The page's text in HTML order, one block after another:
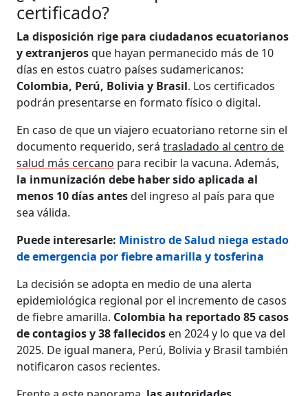
certificado?
La disposición rige para ciudadanos ecuatorianos
y extranjerosque hayan permanecido más de 10
días en estos cuatro países sudamericanos:
Colombia, Perú, Bolivia y Brasil. Los certificados
podrán presentarse en formato físico o digital.
En caso de que un viajero ecuatoriano retorne sin el
documento requerido, serátrasladado al centro de
salud más cercano para recibir la vacuna. Además,
la inmunización debe haber sido aplicada al
menos 10 días antesdel ingreso al país para que
sea válida.
Puede interesarle: Ministro de Salud niega estado
de emergencia por fiebre amarilla y tosferina
La decisión se adopta en medio de una alerta
epidemiológica regional por el incremento de casos
de fiebre amarilla. Colombia ha reportado 85 casos
de contagios y 38 fallecidos en 2024 y lo que va del
2025. De igual manera, Perú, Bolivia y Brasil también
notificaron casos recientes.